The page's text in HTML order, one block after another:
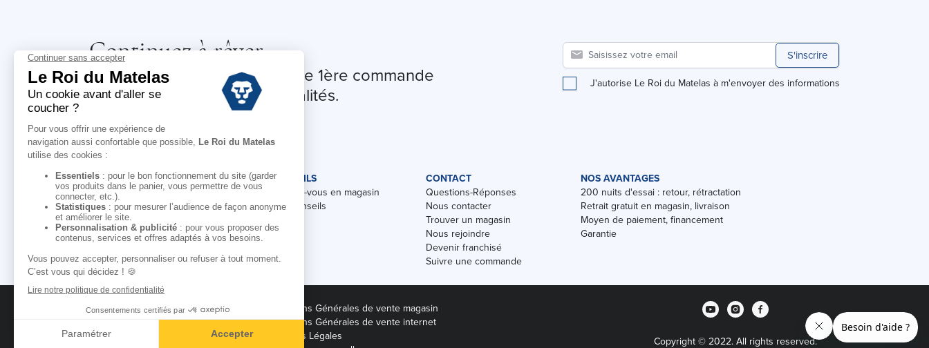
Continuez à rêver.
Profitez de 5% offerts sur votre 1ère commande
et recevez nos offres et actualités.
S'inscrire
J'autorise Le Roi du Matelas à m'envoyer des informations
LE ROI DU MATELAS
Notre histoire
Notre savoir-faire
Nos marques
Pour les professionnels
Campagne d'affiliation
CONSEILS
Rendez-vous en magasin
Nos conseils
CONTACT
Questions-Réponses
Nous contacter
Trouver un magasin
Nous rejoindre
Devenir franchisé
Suivre une commande
NOS AVANTAGES
200 nuits d'essai : retour, rétractation
Retrait gratuit en magasin, livraison
Moyen de paiement, financement
Garantie
Conditions des offres
Black Friday
Conditions Générales de vente magasin
Conditions Générales de vente internet
Mentions Légales
Copyright © 2022. All rights reserved.